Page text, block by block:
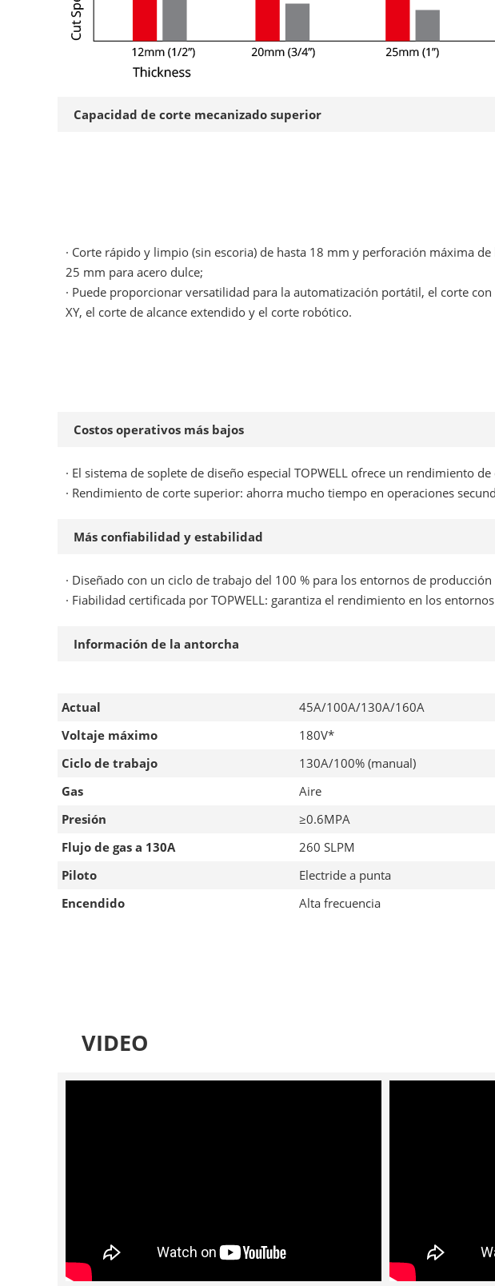
Capacidad de corte mecanizado superior
· Corte rápido y limpio (sin escoria) de hasta 18 mm y perforación máxima de
25 mm para acero dulce;
· Puede proporcionar versatilidad para la automatización portátil, el corte con
XY, el corte de alcance extendido y el corte robótico.
Costos operativos más bajos
· El sistema de soplete de diseño especial TOPWELL ofrece un rendimiento
· Rendimiento de corte superior: ahorra mucho tiempo en operaciones
Más confiabilidad y estabilidad
· Diseñado con un ciclo de trabajo del 100 % para los entornos de
· Fiabilidad certificada por TOPWELL: garantiza el rendimiento en los
Información de la antorcha
Actual
45A/100A/130A/160A
Voltaje máximo
180V*
Ciclo de trabajo
130A/100% (manual)
Gas
Aire
Presión
≥0.6MPA
Flujo de gas a 130A
260 SLPM
Piloto
Electride a punta
Encendido
Alta frecuencia
VIDEO